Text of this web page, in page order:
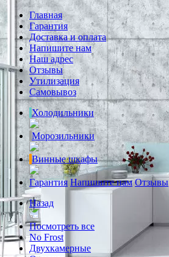
Главная
Гарантия
Доставка и оплата
Напишите нам
Наш адрес
Отзывы
Утилизация
Самовывоз
Холодильники
Морозильники
Винные шкафы
Гарантия Напишите нам Отзывы
Назад
Посмотреть все
No Frost
Двухкамерные